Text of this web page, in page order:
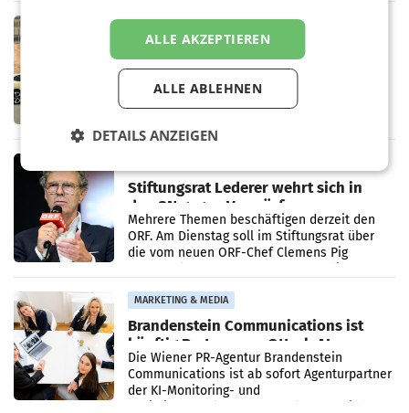
Bundeskartellanwalt
Rekordergebnis im Juli: Leapmotor
verdoppelt Auslieferungen und
überschreitet die 100.000er-Marke
– Im Juli 2026 erreichte Leapmotor einen
wichtigen Meilenstein und lieferte weltweit
Ergebnis gegenüber Juli 2025 mehr als
Stiftungsrat Lederer wehrt sich in
den SN gegen Vorwürfe
Mehrere Themen beschäftigen derzeit den
ORF. Am Dienstag soll im Stiftungsrat über
die vom neuen ORF-Chef Clemens Pig
MARKETING & MEDIA
Brandenstein Communications ist
künftig Partner von OtterlyAI
Die Wiener PR-Agentur Brandenstein
Communications ist ab sofort Agenturpartner
der KI-Monitoring- und
ALLE AKZEPTIEREN
ALLE ABLEHNEN
DETAILS ANZEIGEN